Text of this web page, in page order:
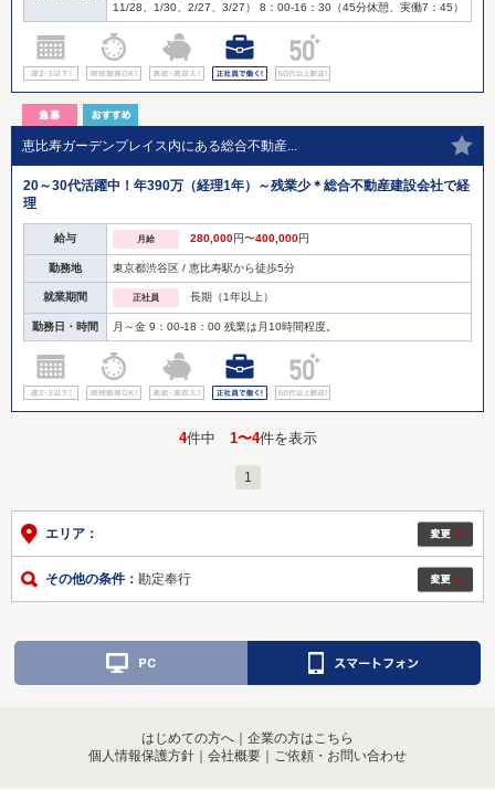
11/28、1/30、2/27、3/27） 8：00-16：30（45分休憩、実働7：45）
恵比寿ガーデンプレイス内にある総合不動産...
20～30代活躍中！年390万（経理1年）～残業少＊総合不動産建設会社で経
理
給与 月給 280,000円〜400,000円
勤務地 東京都渋谷区 / 恵比寿駅から徒歩5分
就業期間 正社員 長期（1年以上）
勤務日・時間 月～金 9：00-18：00 残業は月10時間程度。
4件中 1〜4件を表示
1
エリア：
その他の条件： 勘定奉行
はじめての方へ
企業の方はこちら
個人情報保護方針
会社概要 ご依頼・お問い合わせ